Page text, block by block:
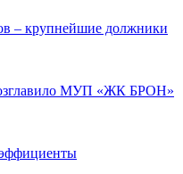
– крупнейшие должники
МУП «ЖК БРОН»